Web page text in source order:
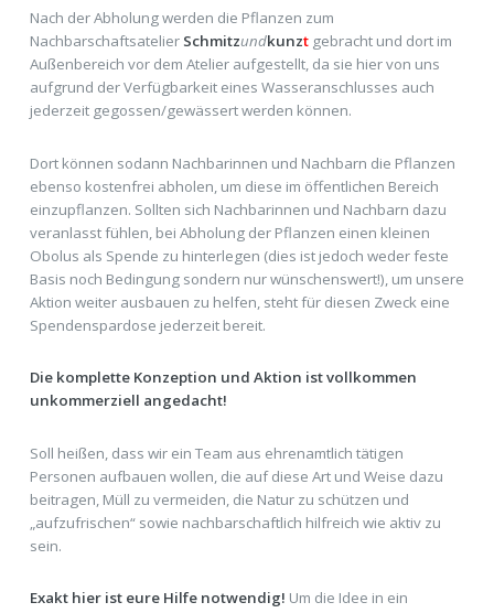
Nach der Abholung werden die Pflanzen zum
Nachbarschaftsatelier Schmitzundkunztgebracht und dort im
Außenbereich vor dem Atelier aufgestellt, da sie hier von uns
aufgrund der Verfügbarkeit eines Wasseranschlusses auch
jederzeit gegossen/gewässert werden können.
Dort können sodann Nachbarinnen und Nachbarn die Pflanzen
ebenso kostenfrei abholen, um diese im öffentlichen Bereich
einzupflanzen. Sollten sich Nachbarinnen und Nachbarn dazu
veranlasst fühlen, bei Abholung der Pflanzen einen kleinen
Obolus als Spende zu hinterlegen (dies ist jedoch weder feste
Basis noch Bedingung sondern nur wünschenswert!), um unsere
Aktion weiter ausbauen zu helfen, steht für diesen Zweck eine
Spendenspardose jederzeit bereit.
Die komplette Konzeption und Aktion ist vollkommen
unkommerziell angedacht!
Soll heißen, dass wir ein Team aus ehrenamtlich tätigen
Personen aufbauen wollen, die auf diese Art und Weise dazu
beitragen, Müll zu vermeiden, die Natur zu schützen und
„aufzufrischen“ sowie nachbarschaftlich hilfreich wie aktiv zu
sein.
Exakt hier ist eure Hilfe notwendig! Um die Idee in ein